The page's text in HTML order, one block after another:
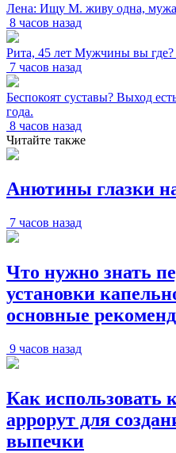
Лена: Ищу М. живу одна, мужа
8 часов назад
Рита, 45 лет Мужчины вы где?
7 часов назад
Беспокоят суставы? Выход
года.
8 часов назад
Читайте также
Анютины глазки
7 часов назад
Что нужно знать
установки
основные
9 часов назад
Как использовать
аррорут для
выпечки